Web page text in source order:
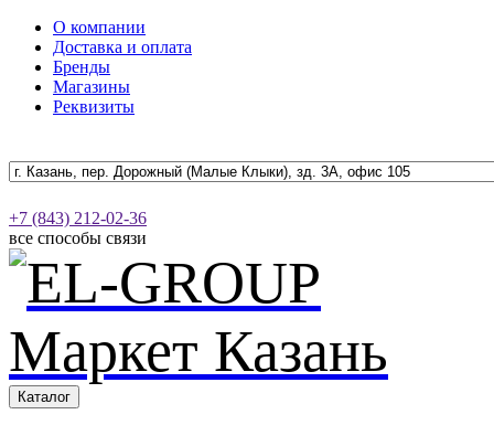
О компании
Доставка и оплата
Бренды
Магазины
Реквизиты
+7 (843) 212-02-36
все способы связи
Каталог